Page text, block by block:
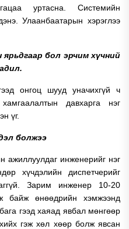
уртасна. Системийн
Улаанбаатарын хэрэглээ
бол эрчим хүчний
онгоц шууд уначихгүй ч
давхарга нэг
үг.
болжээ
ажиллуулдаг инженерийг нэг
хүчдэлийн диспетчерийг
Зарим инженер 10-20
байж өнөөдрийн хэмжээнд
гээд хаяад явбал мөнгөөр
гэж хөл хөөр болж явсан